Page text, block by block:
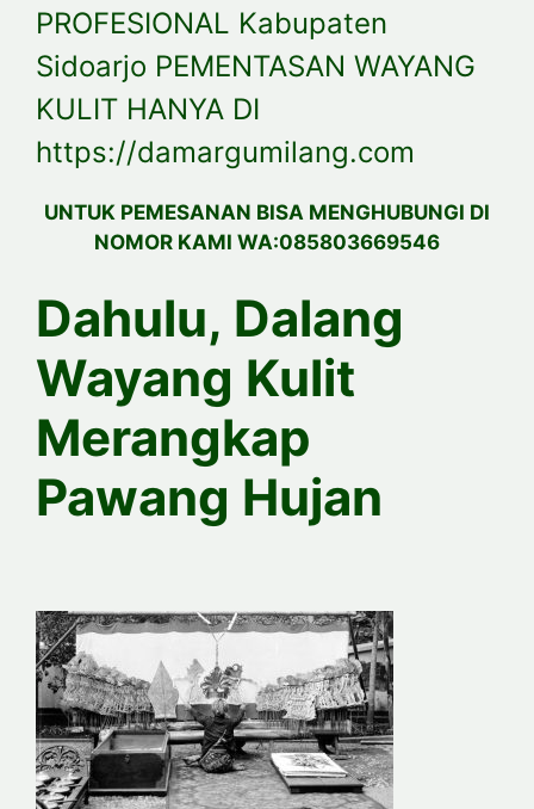
PROFESIONAL Kabupaten
Sidoarjo PEMENTASAN WAYANG
KULIT HANYA DI
https://damargumilang.com
UNTUK PEMESANAN BISA MENGHUBUNGI DI
NOMOR KAMI WA:085803669546
Dahulu, Dalang
Wayang Kulit
Merangkap
Pawang Hujan